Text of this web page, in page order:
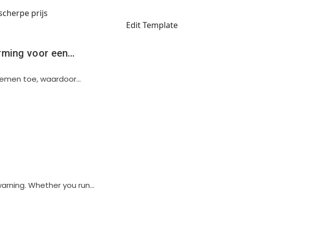
voor een…
toe, waardoor…
Whether you run…
Edit Template